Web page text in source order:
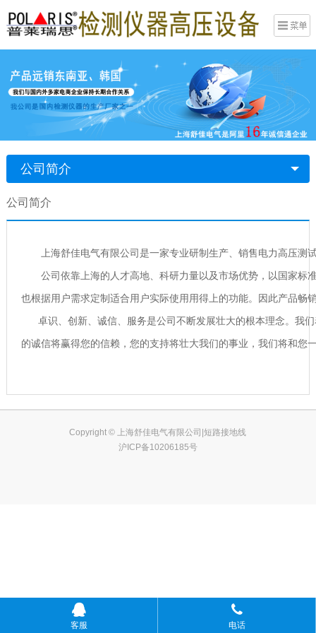
公司简介
公司简介
上海舒佳电气有限公司是一家专业研制生产、销售电力高压
公司依靠上海的人才高地、科研力量以及市场优势，以国家标
也根据用户需求定制适合用户实际使用用得上的功能。因此产品畅
卓识、创新、诚信、服务是公司不断发展壮大的根本理念。我
的诚信将赢得您的信赖，您的支持将壮大我们的事业，我们将和您
Copyright © 上海舒佳电气有限公司|短路接地线
沪ICP备10206185号
客服 电话